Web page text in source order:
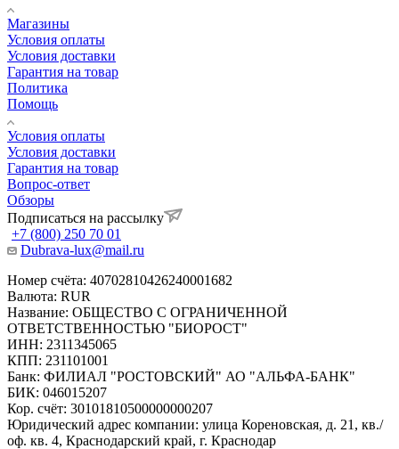
Магазины
Условия оплаты
Условия доставки
Гарантия на товар
Политика
Помощь
Условия оплаты
Условия доставки
Гарантия на товар
Вопрос-ответ
Обзоры
Подписаться на рассылку
+7 (800) 250 70 01
Dubrava-lux@mail.ru
Номер счёта: 40702810426240001682
Валюта: RUR
Название: ОБЩЕСТВО С ОГРАНИЧЕННОЙ
ОТВЕТСТВЕННОСТЬЮ "БИОРОСТ"
ИНН: 2311345065
КПП: 231101001
Банк: ФИЛИАЛ "РОСТОВСКИЙ" АО "АЛЬФА-БАНК"
БИК: 046015207
Кор. счёт: 30101810500000000207
Юридический адрес компании: улица Кореновская, д. 21, кв./
оф. кв. 4, Краснодарский край, г. Краснодар